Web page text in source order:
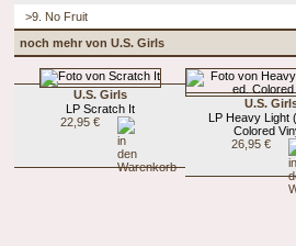
>9. No Fruit
noch mehr von U.S. Girls
U.S. Girls
LP Scratch It
22,95 €
U.S.
LP Heavy Light
Colored
26,95 €